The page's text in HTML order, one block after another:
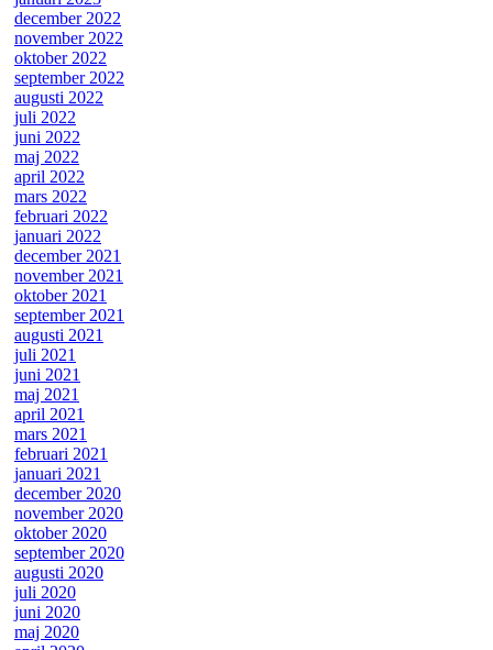
december 2022
november 2022
oktober 2022
september 2022
augusti 2022
juli 2022
juni 2022
maj 2022
april 2022
mars 2022
februari 2022
januari 2022
december 2021
november 2021
oktober 2021
september 2021
augusti 2021
juli 2021
juni 2021
maj 2021
april 2021
mars 2021
februari 2021
januari 2021
december 2020
november 2020
oktober 2020
september 2020
augusti 2020
juli 2020
juni 2020
maj 2020